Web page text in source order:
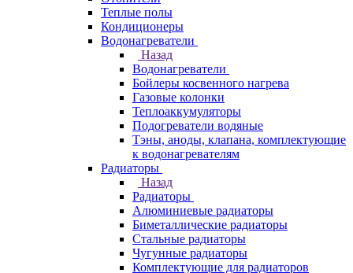
Теплые полы
Кондиционеры
Водонагреватели
Назад
Водонагреватели
Бойлеры косвенного нагрева
Газовые колонки
Теплоаккумуляторы
Подогреватели водяные
Тэны, аноды, клапана, комплектующие
к водонагревателям
Радиаторы
Назад
Радиаторы
Алюминиевые радиаторы
Биметаллические радиаторы
Стальные радиаторы
Чугунные радиаторы
Комплектующие для радиаторов